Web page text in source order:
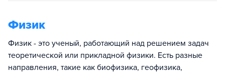
Физик
Физик - это ученый, работающий над решением задач
теоретической или прикладной физики. Есть разные
направления, такие как биофизика, геофизика,